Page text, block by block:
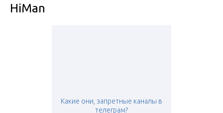
HiMan
Какие они, запретные каналы в
телеграм?